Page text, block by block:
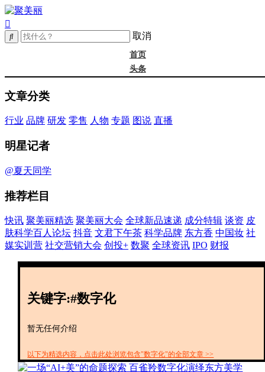
取消
首页
头条
成分
中国妆
实训营
创投+
文章分类
行业 品牌 研发 零售 人物 专题 图说 直播
明星记者
@夏天同学
推荐栏目
快讯 聚美丽精选 聚美丽大会 全球新品速递 成分特辑 谈资 皮
肤科学百人论坛 抖音 文君下午茶 科学品牌 东方香 中国妆 社
媒实训营 社交营销大会 创投+ 数聚 全球资讯 IPO 财报
关键字:#数字化
暂无任何介绍
以下为精选内容，点击此处浏览包含"数字化"的全部文章 >>